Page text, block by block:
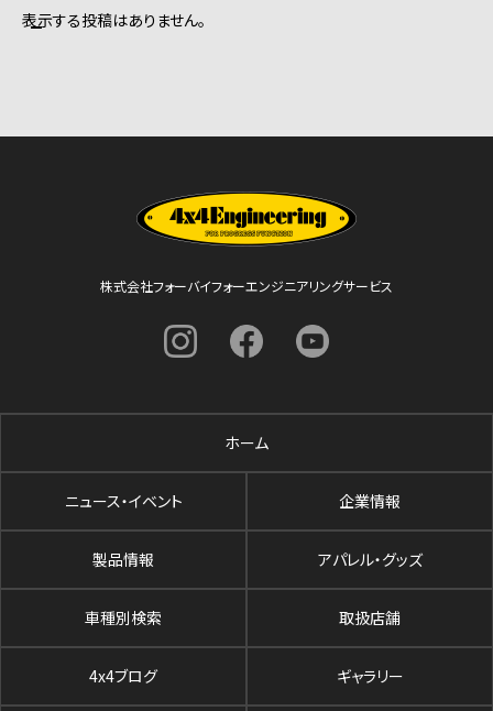
表示する投稿はありません。
株式会社フォーバイフォーエンジニアリングサービス
ホーム
ニュース・イベント 企業情報
製品情報 アパレル・グッズ
車種別検索 取扱店舗
4x4ブログ ギャラリー